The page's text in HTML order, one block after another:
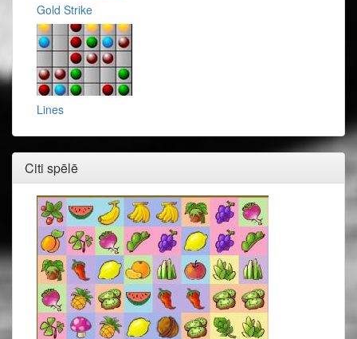
Gold Strike
Lines
Citi spēlē